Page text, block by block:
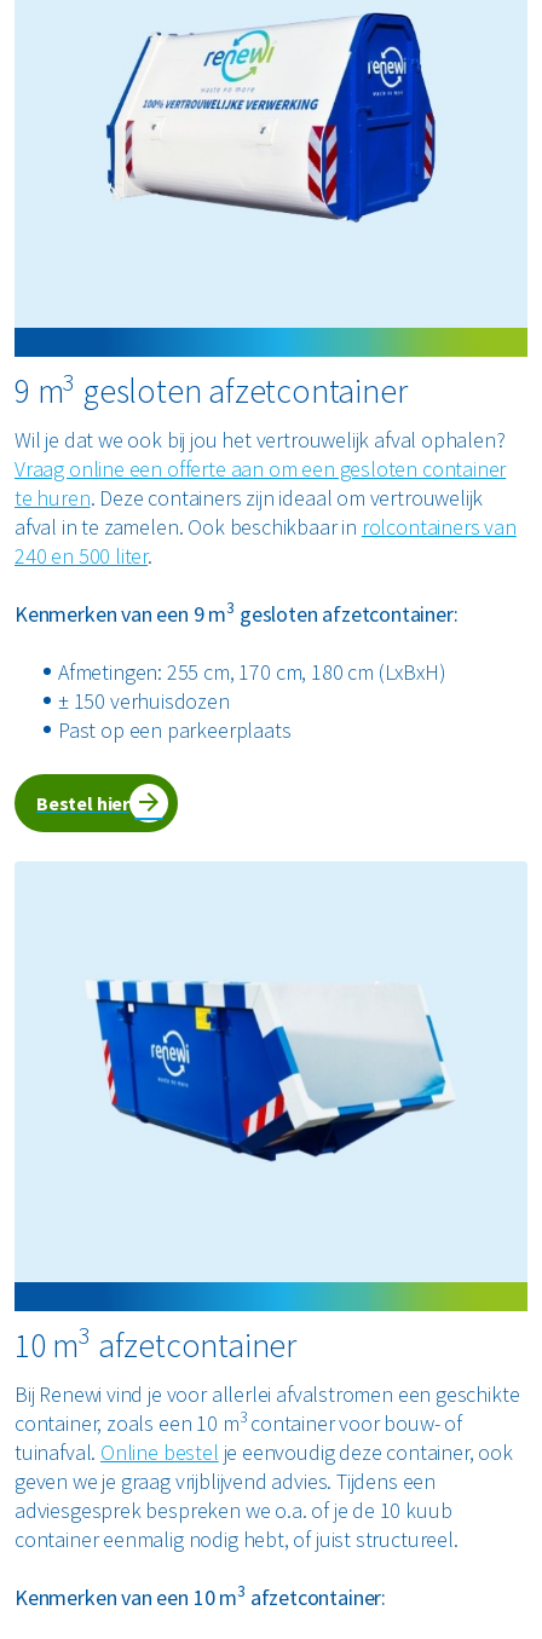
9 m3 gesloten afzetcontainer
Wil je dat we ook bij jou het vertrouwelijk afval ophalen?
Vraag online een offerte aan om een gesloten container
te huren. Deze containers zijn ideaal om vertrouwelijk
afval in te zamelen. Ook beschikbaar in rolcontainers van
240 en 500 liter.
Kenmerken van een 9 m3 gesloten afzetcontainer:
Afmetingen: 255 cm, 170 cm, 180 cm (LxBxH)
± 150 verhuisdozen
Past op een parkeerplaats
Bestel hier
10 m3 afzetcontainer
Bij Renewi vind je voor allerlei afvalstromen een geschikte
container, zoals een 10 m3container voor bouw- of
tuinafval. Online bestel je eenvoudig deze container, ook
geven we je graag vrijblijvend advies. Tijdens een
adviesgesprek bespreken we o.a. of je de 10 kuub
container eenmalig nodig hebt, of juist structureel.
Kenmerken van een 10 m3 afzetcontainer: